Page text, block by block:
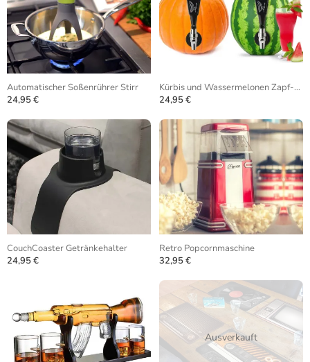
Automatischer Soßenrührer Stirr
24,95 €
Kürbis und Wassermelonen Zapf-Anlage
24,95 €
CouchCoaster Getränkehalter
24,95 €
Retro Popcornmaschine
32,95 €
Ausverkauft